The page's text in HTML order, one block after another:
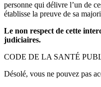
personne qui délivre l’un de
établisse la preuve de sa
Le non respect de cette
judiciaires.
CODE DE LA SANTÉ
Désolé, vous ne pouvez pas